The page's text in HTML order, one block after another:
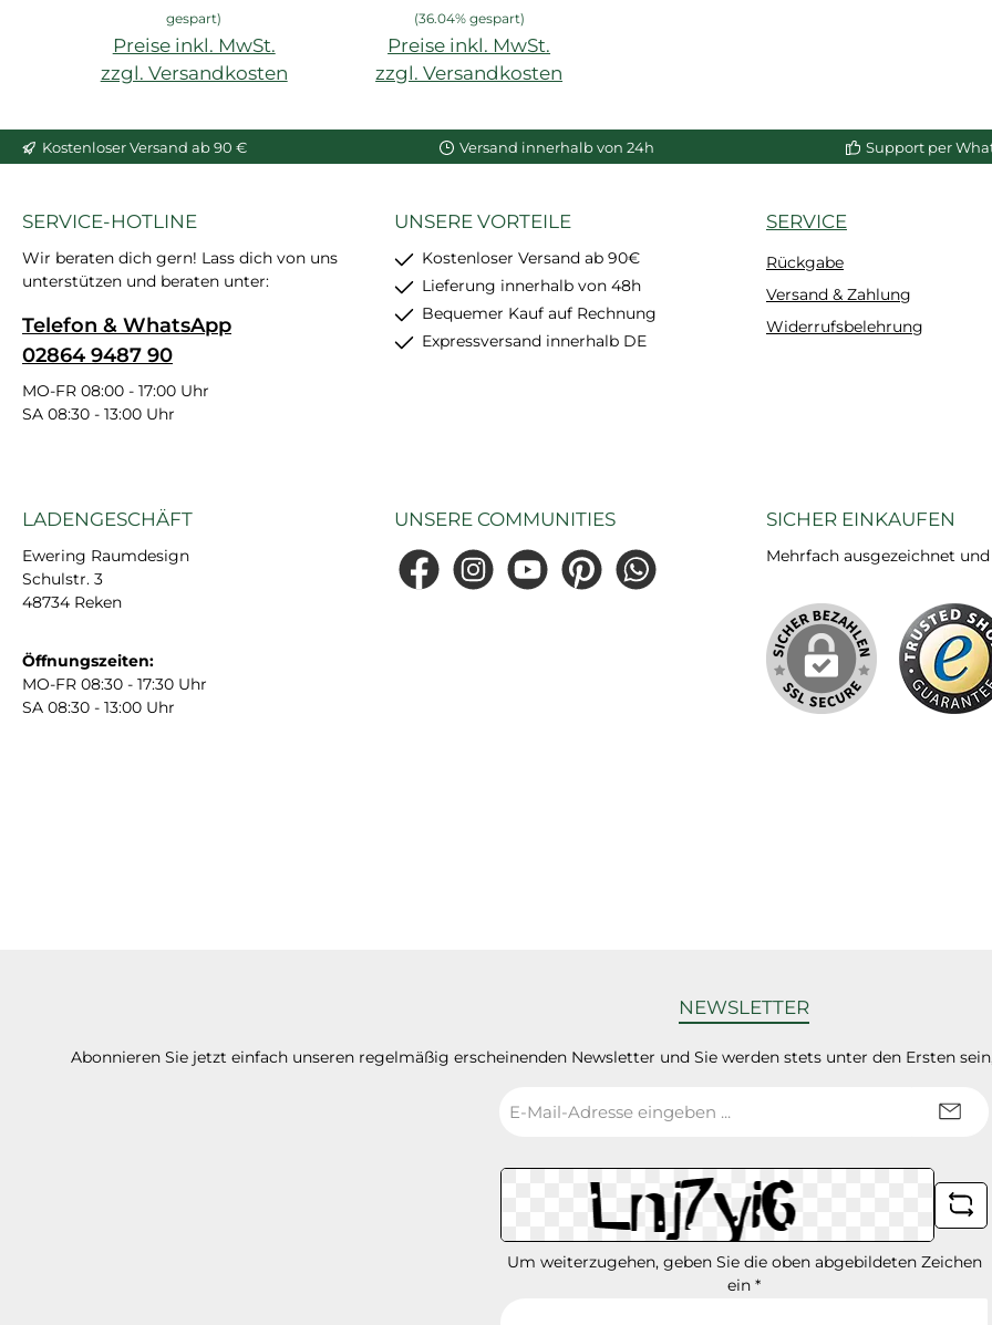
Anfangshaftung,
feinkörnig, schleif- und
überstreichbar, enthält
gespart)
Preise inkl. MwSt.
zzgl. Versandkosten
Zapfentechnik NMC
(36.04% gespart)
Preise inkl. MwSt.
zzgl. Versandkosten
Kostenloser Versand ab 90 € Versand innerhalb von 24h Support per
SERVICE-HOTLINE
Wir beraten dich gern! Lass dich von uns
unterstützen und beraten unter:
Telefon & WhatsApp
02864 9487 90
MO-FR 08:00 - 17:00 Uhr
SA 08:30 - 13:00 Uhr
UNSERE VORTEILE
Kostenloser Versand ab 90€
Lieferung innerhalb von 48h
Bequemer Kauf auf Rechnung
Expressversand innerhalb DE
SERVICE
Rückgabe
Versand & Zahlung
Widerrufsbelehrung
LADENGESCHÄFT
Ewering Raumdesign
Schulstr. 3
48734 Reken
Öffnungszeiten:
MO-FR 08:30 - 17:30 Uhr
SA 08:30 - 13:00 Uhr
UNSERE COMMUNITIES
FacebookInstagramYouTubePinterestWhatsApp
SICHER EINKAUFEN
Mehrfach ausgezeichnet
NEWSLETTER
Abonnieren Sie jetzt einfach unseren regelmäßig erscheinenden Newsletter und Sie werden stets unter den Ersten
Mail-
*
Um weiterzugehen, geben Sie die oben abgebildeten Zeichen
ein *